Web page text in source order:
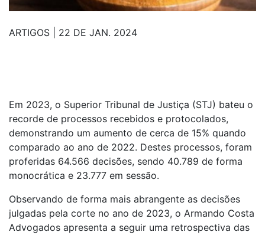
ARTIGOS | 22 DE JAN. 2024
Em 2023, o Superior Tribunal de Justiça (STJ) bateu o
recorde de processos recebidos e protocolados,
demonstrando um aumento de cerca de 15% quando
comparado ao ano de 2022. Destes processos, foram
proferidas 64.566 decisões, sendo 40.789 de forma
monocrática e 23.777 em sessão.
Observando de forma mais abrangente as decisões
julgadas pela corte no ano de 2023, o Armando Costa
Advogados apresenta a seguir uma retrospectiva das